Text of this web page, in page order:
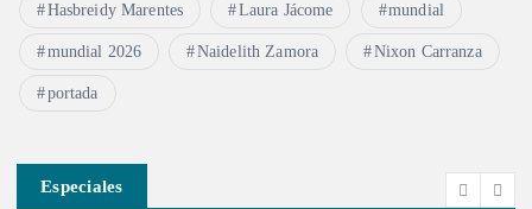
Hasbreidy Marentes Laura Jácome mundial
mundial 2026 Naidelith Zamora Nixon Carranza
portada
Especiales